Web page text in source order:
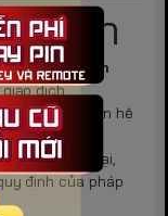
Tin
tin khách
dịch.
an toàn trên hệ
phá hoại,
định của pháp